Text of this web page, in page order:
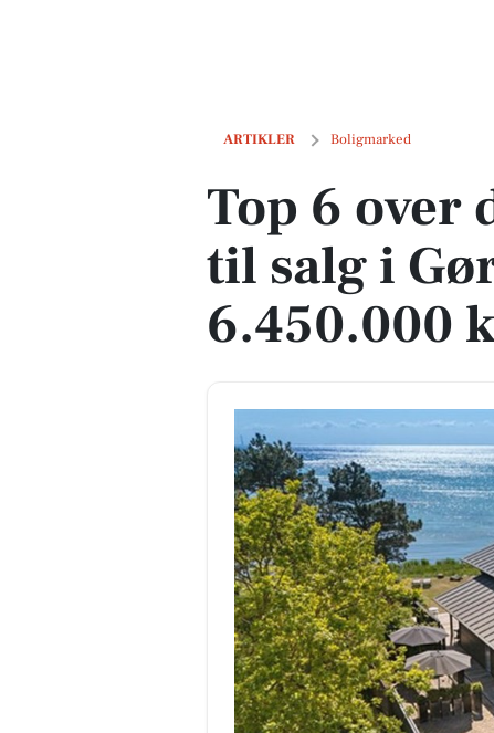
ARTIKLER Boligmarked
Top 6 over dyreste boliger til salg i
Top 6 over
til salg i
6.450.000